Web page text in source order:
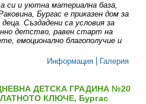
си и уютна материална база,
Бургас е приказен дом за
Създадени са условия за
детство, равен старт на
емоционално благополучие и
Информация
Галерия
ДЕТСКА ГРАДИНА №20
КЛЮЧЕ, Бургас